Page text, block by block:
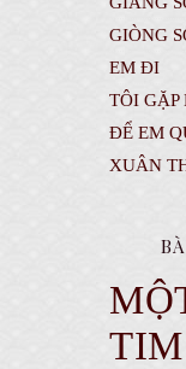
GIÒNG
EM ĐI
TÔI
ĐỂ EM
XUÂN
TIM